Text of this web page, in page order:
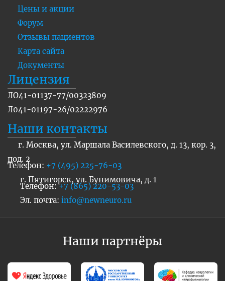
Цены и акции
Форум
Отзывы пациентов
Карта сайта
Документы
Лицензия
ЛО41-01137-77/00323809
Л041-01197-26/02222976
Наши контакты
г. Москва, ул. Маршала Василевского, д. 13, кор. 3,
под. 2
Телефон: +7 (495) 225-76-03
г. Пятигорск, ул. Бунимовича, д. 1
Телефон:+7 (865) 220-53-03
Эл. почта: info@newneuro.ru
Наши партнёры